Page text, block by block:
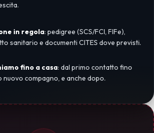
in regola: pedigree (SCS/FCI, FIFe),
sanitario e documenti CITES dove previsti.
fino a casa: dal primo contatto fino
nuovo compagno, e anche dopo.